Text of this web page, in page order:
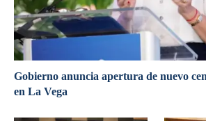
Gobierno anuncia apertura de nuevo
en La Vega